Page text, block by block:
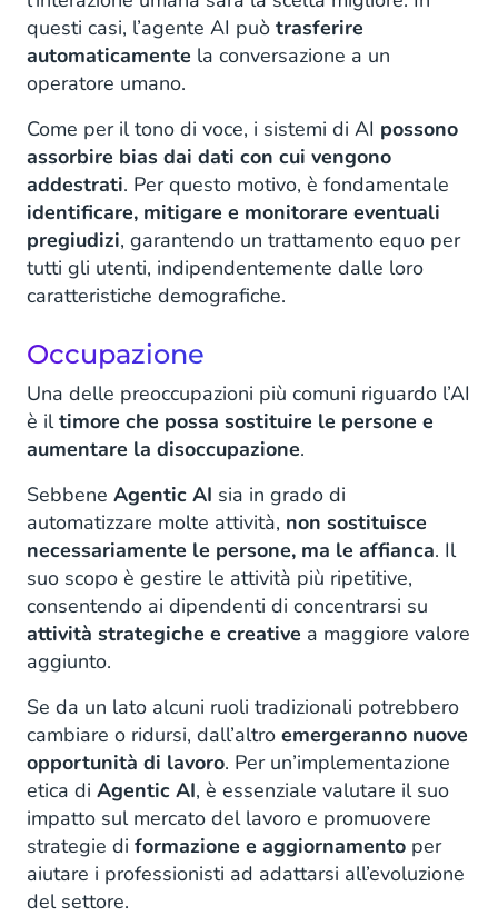
questi casi, l’agente AI può trasferire
automaticamente la conversazione a un
operatore umano.
Come per il tono di voce, i sistemi di AI possono
assorbire bias dai dati con cui vengono
addestrati. Per questo motivo, è fondamentale
identificare, mitigare e monitorare eventuali
pregiudizi, garantendo un trattamento equo per
tutti gli utenti, indipendentemente dalle loro
caratteristiche demografiche.
Occupazione
Una delle preoccupazioni più comuni riguardo l’AI
è iltimore che possa sostituire le persone e
aumentare la disoccupazione.
Sebbene Agentic AI sia in grado di
automatizzare molte attività, non sostituisce
necessariamente le persone, ma le affianca. Il
suo scopo è gestire le attività più ripetitive,
consentendo ai dipendenti di concentrarsi su
attività strategiche e creative a maggiore valore
aggiunto.
Se da un lato alcuni ruoli tradizionali potrebbero
cambiare o ridursi, dall’altro emergeranno nuove
opportunità di lavoro. Per un’implementazione
etica di Agentic AI, è essenziale valutare il suo
impatto sul mercato del lavoro e promuovere
strategie di formazione e aggiornamento per
aiutare i professionisti ad adattarsi all’evoluzione
del settore.